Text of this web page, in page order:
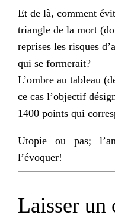
Et de là, comment
triangle de la mort
reprises les risques
qui se formerait?
L’ombre au tableau
ce cas l’objectif
1400 points qui
Utopie ou pas;
l’évoquer!
Laisser un